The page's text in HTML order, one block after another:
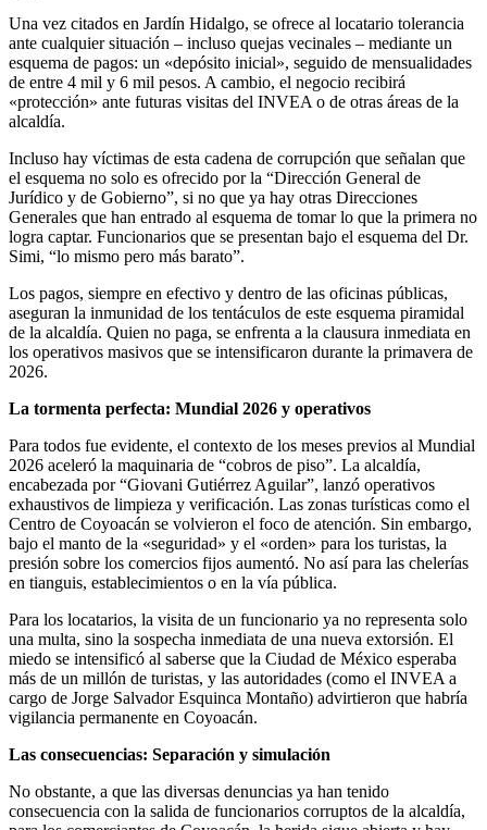
Una vez citados en Jardín Hidalgo, se ofrece al locatario tolerancia
ante cualquier situación – incluso quejas vecinales – mediante un
esquema de pagos: un «depósito inicial», seguido de mensualidades
de entre 4 mil y 6 mil pesos. A cambio, el negocio recibirá
«protección» ante futuras visitas del INVEA o de otras áreas de la
alcaldía.
Incluso hay víctimas de esta cadena de corrupción que señalan que
el esquema no solo es ofrecido por la “Dirección General de
Jurídico y de Gobierno”, si no que ya hay otras Direcciones
Generales que han entrado al esquema de tomar lo que la primera no
logra captar. Funcionarios que se presentan bajo el esquema del Dr.
Simi, “lo mismo pero más barato”.
Los pagos, siempre en efectivo y dentro de las oficinas públicas,
aseguran la inmunidad de los tentáculos de este esquema piramidal
de la alcaldía. Quien no paga, se enfrenta a la clausura inmediata en
los operativos masivos que se intensificaron durante la primavera de
2026.
La tormenta perfecta: Mundial 2026 y operativos
Para todos fue evidente, el contexto de los meses previos al Mundial
2026 aceleró la maquinaria de “cobros de piso”. La alcaldía,
encabezada por “Giovani Gutiérrez Aguilar”, lanzó operativos
exhaustivos de limpieza y verificación. Las zonas turísticas como el
Centro de Coyoacán se volvieron el foco de atención. Sin embargo,
bajo el manto de la «seguridad» y el «orden» para los turistas, la
presión sobre los comercios fijos aumentó. No así para las chelerías
en tianguis, establecimientos o en la vía pública.
Para los locatarios, la visita de un funcionario ya no representa solo
una multa, sino la sospecha inmediata de una nueva extorsión. El
miedo se intensificó al saberse que la Ciudad de México esperaba
más de un millón de turistas, y las autoridades (como el INVEA a
cargo de Jorge Salvador Esquinca Montaño) advirtieron que habría
vigilancia permanente en Coyoacán.
Las consecuencias: Separación y simulación
No obstante, a que las diversas denuncias ya han tenido
consecuencia con la salida de funcionarios corruptos de la alcaldía,